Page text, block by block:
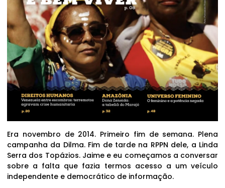
Era novembro de 2014. Primeiro fim de semana. Plena
campanha da Dilma. Fim de tarde na RPPN dele, a Linda
Serra dos Topázios. Jaime e eu começamos a conversar
sobre a falta que fazia termos acesso a um veículo
independente e democrático de informação.